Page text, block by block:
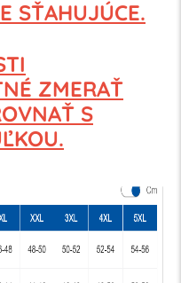
SŤAHUJÚCE.
ZMERAŤ
S